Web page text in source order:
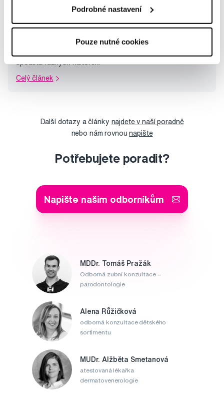
Podrobné nastavení
Pouze nutné cookies
Co dělat po vytržení zubu?
spousta různých historek.
Celý článek
Další dotazy a články najdete v naší poradně
nebo nám rovnounapište
Potřebujete poradit?
Napište našim odborníkům
MDDr. Tomáš Pražák
Odborná zubní konzultace –
parodontologie
Alena Růžičková
odborná konzultace dětského
sortimentu
MUDr. Alžběta Smetanová
atestovaná lékařka
dermatovenerologie